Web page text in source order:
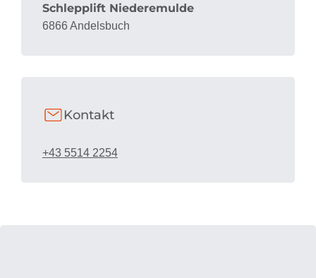
Schlepplift Niederemulde
6866 Andelsbuch
Kontakt
+43 5514 2254